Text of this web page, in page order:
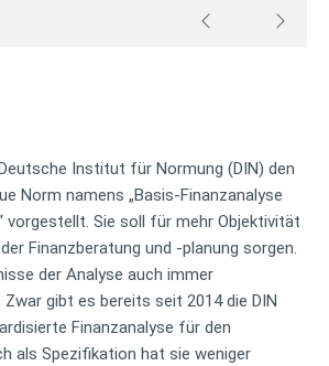
Institut für Normung (DIN) den
Norm namens „Basis-Finanzanalyse
vorgestellt. Sie soll für mehr Objektivität
Finanzberatung und -planung sorgen.
der Analyse auch immer
gibt es bereits seit 2014 die DIN
Finanzanalyse für den
als Spezifikation hat sie weniger